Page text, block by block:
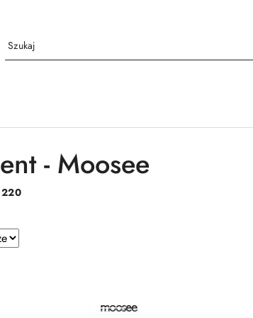
- Moosee
220